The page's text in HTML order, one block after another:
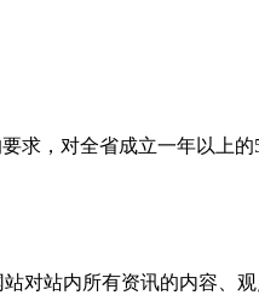
求，对全省成立一年以上
对站内所有资讯的内容、